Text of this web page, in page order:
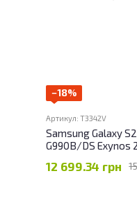
−18%
Артикул: T3342V
Samsung Galaxy
G990B/DS Exynos
12 699.34 грн